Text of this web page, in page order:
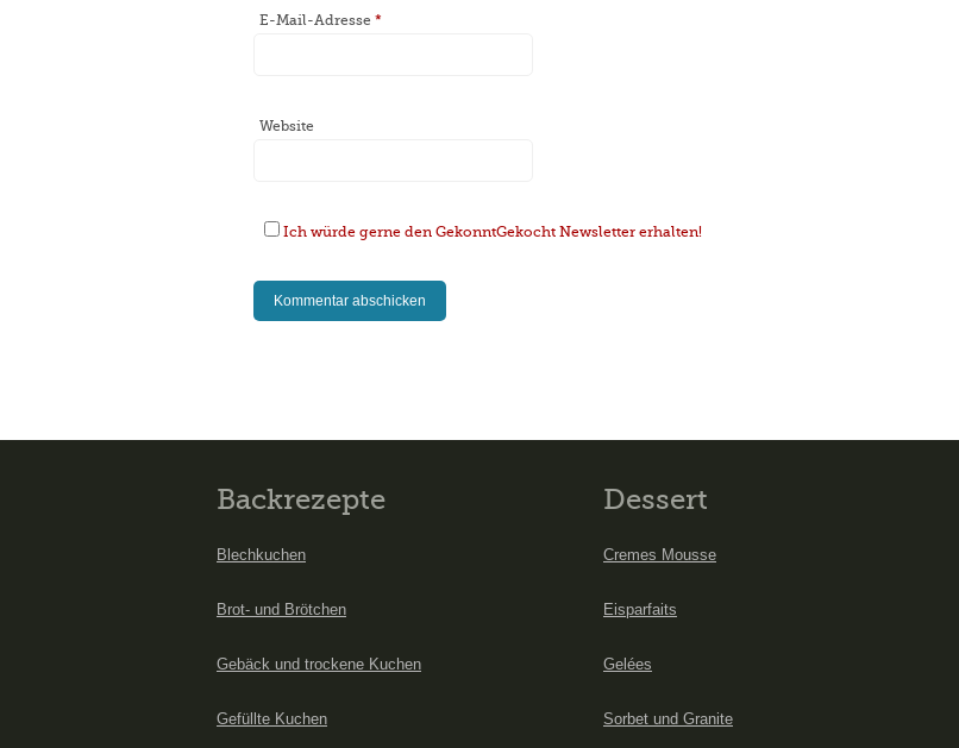
E-Mail-Adresse *
Website
Ich würde gerne den GekonntGekocht Newsletter erhalten!
Backrezepte
Blechkuchen
Brot- und Brötchen
Gebäck und trockene Kuchen
Gefüllte Kuchen
Dessert
Cremes Mousse
Eisparfaits
Gelées
Sorbet und Granite